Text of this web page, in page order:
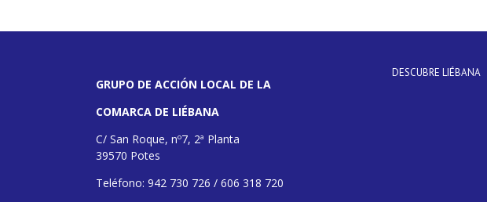
GRUPO DE ACCIÓN LOCAL DE LA
COMARCA DE LIÉBANA
C/ San Roque, nº7, 2ª Planta
39570 Potes
Teléfono: 942 730 726 / 606 318 720
DESCUBRE LIÉBANA